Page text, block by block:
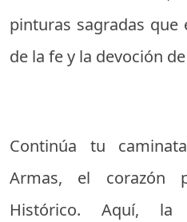
pinturas sagradas que
de la fe y la devoción
Continúa tu
Armas, el corazón
Histórico. Aquí, la